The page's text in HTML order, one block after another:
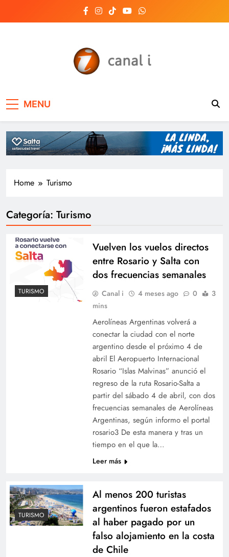
Salta, Argentina y el
mundo, las 24 horas
del día
MENU
Home Turismo
Categoría: Turismo
TURISMO
Vuelven los vuelos directos
entre Rosario y Salta con
dos frecuencias semanales
Canal i 4 meses ago 0
3
mins
Aerolíneas Argentinas volverá a
conectar la ciudad con el norte
argentino desde el próximo 4 de
abril El Aeropuerto Internacional
Rosario “Islas Malvinas” anunció el
regreso de la ruta Rosario-Salta a
partir del sábado 4 de abril, con dos
frecuencias semanales de Aerolíneas
Argentinas, según informo el portal
rosario3 De esta manera y tras un
tiempo en el que la…
Leer más
TURISMO
Al menos 200 turistas
argentinos fueron estafados
al haber pagado por un
falso alojamiento en la costa
de Chile